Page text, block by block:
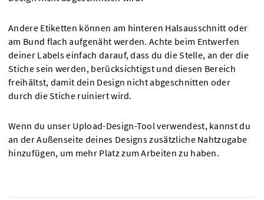
Andere Etiketten können am hinteren Halsausschnitt oder
am Bund flach aufgenäht werden. Achte beim Entwerfen
deiner Labels einfach darauf, dass du die Stelle, an der die
Stiche sein werden, berücksichtigst und diesen Bereich
freihältst, damit dein Design nicht abgeschnitten oder
durch die Stiche ruiniert wird.
Wenn du unser Upload-Design-Tool verwendest, kannst du
an der Außenseite deines Designs zusätzliche Nahtzugabe
hinzufügen, um mehr Platz zum Arbeiten zu haben.